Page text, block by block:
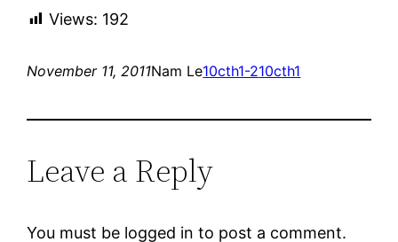
Views: 192
November 11, 2011Nam Le10cth1-210cth1
Leave a Reply
You must be logged in to post a comment.